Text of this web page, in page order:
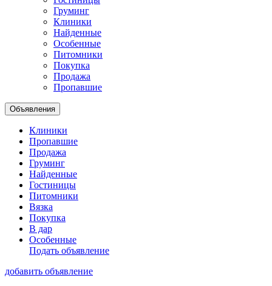
Груминг
Клиники
Найденные
Особенные
Питомники
Покупка
Продажа
Пропавшие
Объявления
Клиники
Пропавшие
Продажа
Груминг
Найденные
Гостиницы
Питомники
Вязка
Покупка
В дар
Особенные
Подать объявление
добавить объявление